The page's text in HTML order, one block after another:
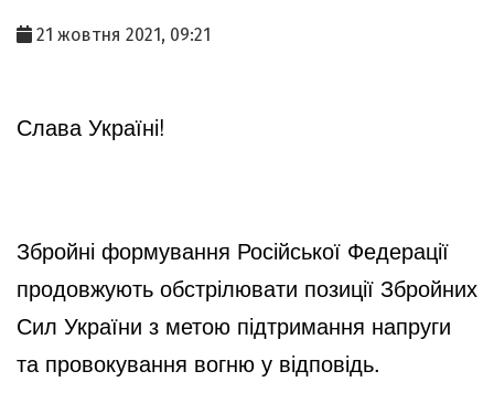
21 жовтня 2021, 09:21
Слава Україні!
Збройні формування Російської Федерації
продовжують обстрілювати позиції Збройних
Сил України з метою підтримання напруги
та провокування вогню у відповідь.